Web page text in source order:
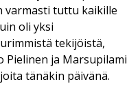
varmasti tuttu kaikille
oli yksi
tekijöistä,
Pielinen ja Marsupilami
tänäkin päivänä.